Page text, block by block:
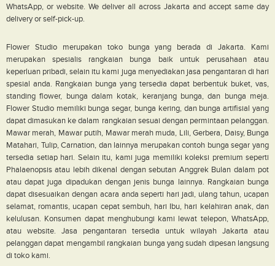
WhatsApp, or website. We deliver all across Jakarta and accept same day
delivery or self-pick-up.
Flower Studio merupakan toko bunga yang berada di Jakarta. Kami
merupakan spesialis rangkaian bunga baik untuk perusahaan atau
keperluan pribadi, selain itu kami juga menyediakan jasa pengantaran di hari
spesial anda. Rangkaian bunga yang tersedia dapat berbentuk buket, vas,
standing flower, bunga dalam kotak, keranjang bunga, dan bunga meja.
Flower Studio memiliki bunga segar, bunga kering, dan bunga artifisial yang
dapat dimasukan ke dalam rangkaian sesuai dengan permintaan pelanggan.
Mawar merah, Mawar putih, Mawar merah muda, Lili, Gerbera, Daisy, Bunga
Matahari, Tulip, Carnation, dan lainnya merupakan contoh bunga segar yang
tersedia setiap hari. Selain itu, kami juga memiliki koleksi premium seperti
Phalaenopsis atau lebih dikenal dengan sebutan Anggrek Bulan dalam pot
atau dapat juga dipadukan dengan jenis bunga lainnya. Rangkaian bunga
dapat disesuaikan dengan acara anda seperti hari jadi, ulang tahun, ucapan
selamat, romantis, ucapan cepat sembuh, hari Ibu, hari kelahiran anak, dan
kelulusan. Konsumen dapat menghubungi kami lewat telepon, WhatsApp,
atau website. Jasa pengantaran tersedia untuk wilayah Jakarta atau
pelanggan dapat mengambil rangkaian bunga yang sudah dipesan langsung
di toko kami.